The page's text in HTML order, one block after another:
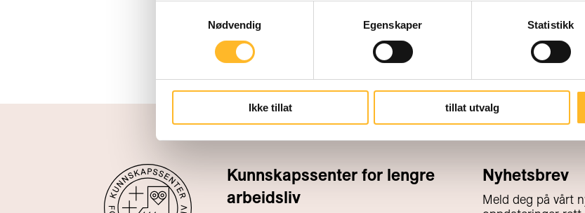
Nødvendig
Egenskaper Statistikk
Ikke tillat tillat utvalg
Kunnskapssenter for lengre
arbeidsliv
Nyhetsbrev
Meld deg på vårt